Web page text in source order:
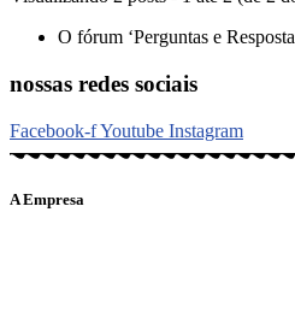
O fórum ‘Perguntas e
nossas redes sociais
Facebook-fYoutube Instagram
A Empresa